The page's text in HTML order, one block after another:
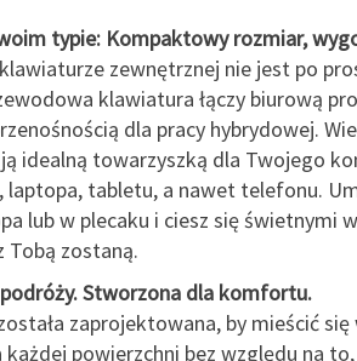
typie: Kompaktowy rozmiar,
zewnętrznej nie jest po
klawiatura łączy biurową
dla pracy hybrydowej.
ją idealną towarzyszką dla Twojego
laptopa, tabletu, a nawet telefonu.
lub w plecaku i ciesz się świetnymi
Tobą zostaną.
Stworzona dla komfortu.
zaprojektowana, by mieścić się
powierzchni bez względu na